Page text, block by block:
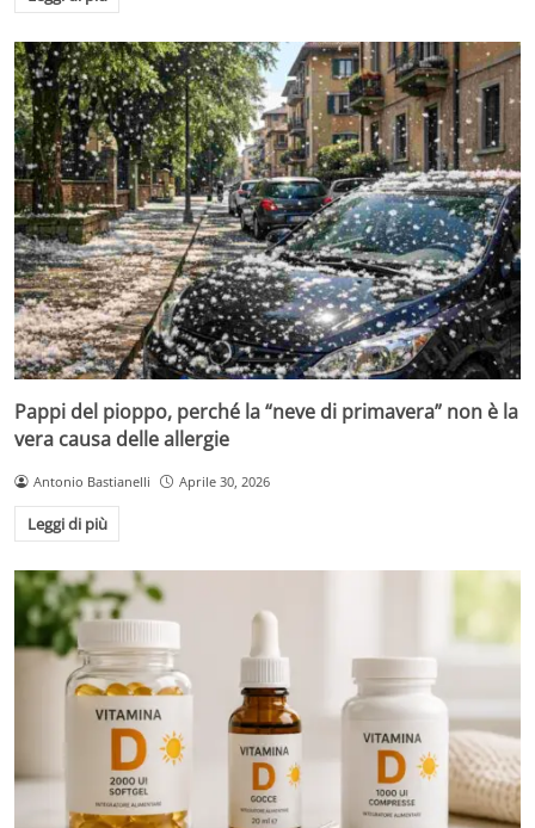
Pappi del pioppo, perché la “neve di primavera” non è la
vera causa delle allergie
Antonio Bastianelli Aprile 30, 2026
Leggi di più